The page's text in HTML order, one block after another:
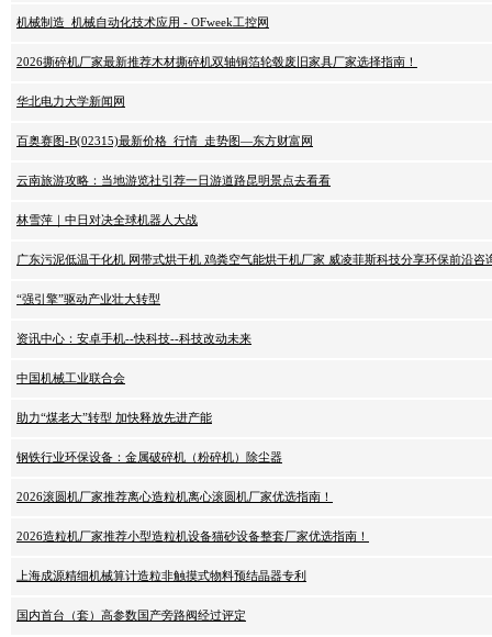
机械制造_机械自动化技术应用 - OFweek工控网
2026撕碎机厂家最新推荐木材撕碎机双轴铜箔轮毂废旧家具厂家选择指南！
华北电力大学新闻网
百奥赛图-B(02315)最新价格_行情_走势图—东方财富网
云南旅游攻略：当地游览社引荐一日游道路昆明景点去看看
林雪萍｜中日对决全球机器人大战
广东污泥低温干化机 网带式烘干机 鸡粪空气能烘干机厂家 威凌菲斯科技分享环保前沿
“强引擎”驱动产业壮大转型
资讯中心：安卓手机--快科技--科技改动未来
中国机械工业联合会
助力“煤老大”转型 加快释放先进产能
钢铁行业环保设备：金属破碎机（粉碎机）除尘器
2026滚圆机厂家推荐离心造粒机离心滚圆机厂家优选指南！
2026造粒机厂家推荐小型造粒机设备猫砂设备整套厂家优选指南！
上海成源精细机械算计造粒非触摸式物料预结晶器专利
国内首台（套）高参数国产旁路阀经过评定